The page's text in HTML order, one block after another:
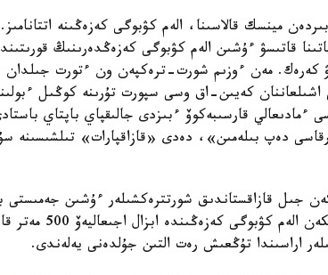
مينسك قالاسىنا، الەم كۋبوگى كەزەڭىنە
قاتىسۋ ءۇشىن الەم كۋبوگى كەزەڭدەرىنىڭ
كەرەك. مەن ءوزىم شورت-ترەكپەن ون ءتورت جىلدان
اشىلعاننان كەيىن-اق وسى سپورت تۇرىنە كوڭىل
ءمادىعالي قارسىبەكوۆ ءبىزدى جالىقپاي باپتاي
دەپ بىلەمىن»، دەدى «قازاقپارات» تىلشىسىنە
جىل قازاقستاندىق شورتترەكشىلەر ءۇشىن
لەيك-سيتي
اراسىندا تۇڭعىش رەت التىن جۇلدەنى يەلەندى.